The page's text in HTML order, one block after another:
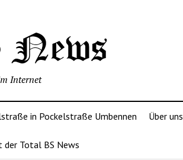
Internet
in Pockelstraße Umbennen Über uns
der Total BS News